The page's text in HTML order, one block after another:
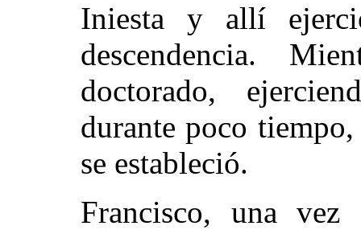
Iniesta y allí
descendencia.
doctorado,
durante poco
se estableció.
Francisco, una